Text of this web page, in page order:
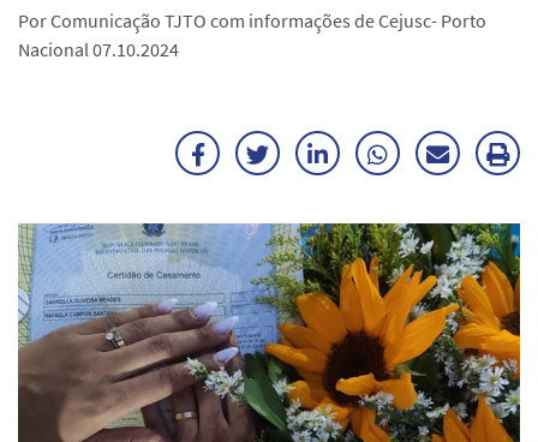
Por Comunicação TJTO com informações de Cejusc- Porto
Nacional 07.10.2024
FacebookTwitterLinkedInWhatsApp
Enviar
E-
mail